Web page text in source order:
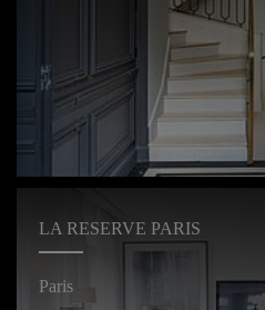
LA RESERVE PARIS
Paris